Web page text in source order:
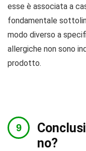
esse è associata a
fondamentale
modo diverso a
allergiche non sono
prodotto.
no?